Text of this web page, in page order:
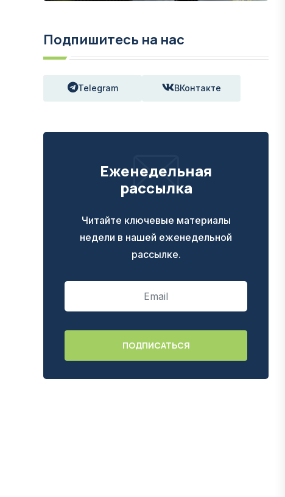
Подпишитесь на нас
Telegram ВКонтакте
Еженедельная
рассылка
Читайте ключевые материалы
недели в нашей еженедельной
рассылке.